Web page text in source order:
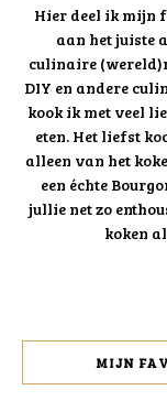
Hier deel ik mijn
aan het juiste
culinaire
DIY en andere
kook ik met veel
eten. Het liefst
alleen van het
een échte
jullie net zo
koken
MIJN